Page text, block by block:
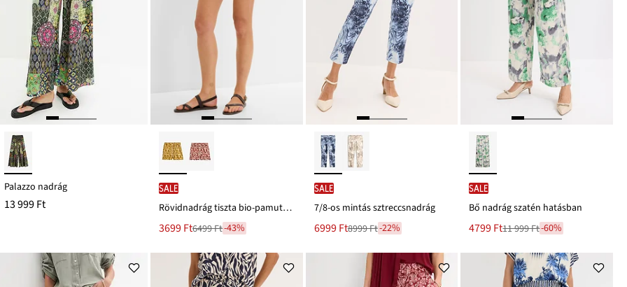
Palazzo nadrág
13 999 Ft
SALE
Rövidnadrág tiszta bio-pamutból
Új
3699 Ft
Leárazva6499 Ft-43%
SALE
7/8-os mintás sztreccsnadrág
Új
6999 Ft
Leárazva8999 Ft-22%
SALE
Bő nadrág szatén hatásban
Új
4799 Ft
Leárazva11 999 Ft-60%